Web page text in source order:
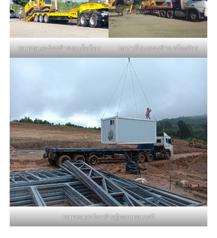
รถเทรลเลอร์ขนย้ายรถแม็คโคร รถหางโรเบสขนย้ายเครื่องจักร
รถเทรลเลอร์ขนย้ายตู้คอนเทนเนอร์